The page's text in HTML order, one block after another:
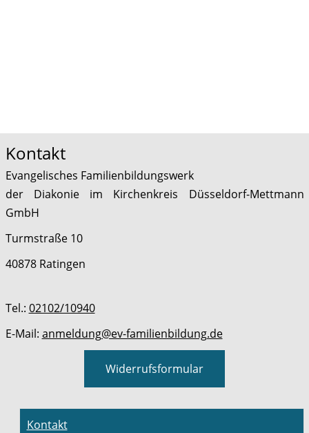
Kontakt
Evangelisches Familienbildungswerk
der Diakonie im Kirchenkreis Düsseldorf-Mettmann
GmbH
Turmstraße 10
40878 Ratingen
Tel.: 02102/10940
E-Mail: anmeldung@ev-familienbildung.de
Widerrufsformular
Kontakt